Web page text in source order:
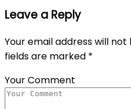
Leave a Reply
Your email address will not
fields are marked *
Your Comment